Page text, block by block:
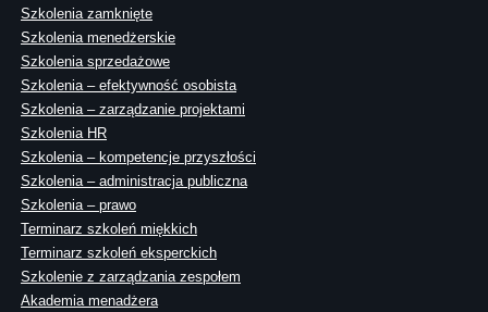
Szkolenia zamknięte
Szkolenia menedżerskie
Szkolenia sprzedażowe
Szkolenia – efektywność osobista
Szkolenia – zarządzanie projektami
Szkolenia HR
Szkolenia – kompetencje przyszłości
Szkolenia – administracja publiczna
Szkolenia – prawo
Terminarz szkoleń miękkich
Terminarz szkoleń eksperckich
Szkolenie z zarządzania zespołem
Akademia menadżera